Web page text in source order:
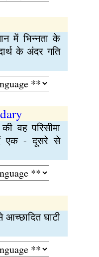
में भिन्‍नता के
के अंदर गति
वह परिसीमा
एक - दूसरे से
आच्छादित घाटी